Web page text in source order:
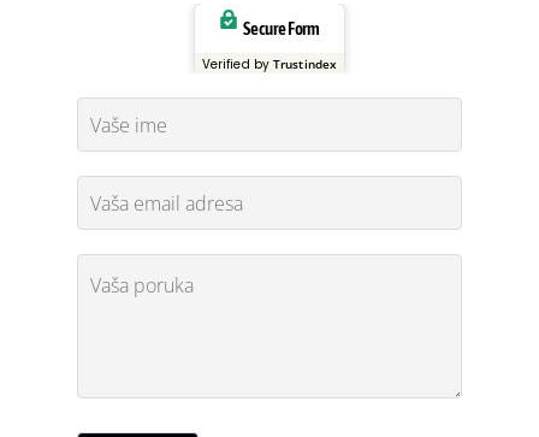
Secure Form
Verified byTrustindex